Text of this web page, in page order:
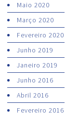
Maio 2020
Março 2020
Fevereiro 2020
Junho 2019
Janeiro 2019
Junho 2016
Abril 2016
Fevereiro 2016